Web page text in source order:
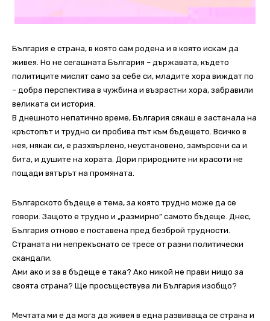
България е страна, в която сам родена и в която искам да
живея. Но не сегашната България – държавата, където
политиците мислят само за себе си, младите хора виждат по
– добра перспектива в чужбина и възрастни хора, забравили
великата си история.
В днешното непатично време, България сякаш е застанала на
кръстопът и трудно си пробива път към бъдещето. Всичко в
нея, някак си, е разхвърлено, неустановено, замърсени са и
бита, и душите на хората. Дори природните ни красоти не
пощади вятърът на промяната.
Българското бъдеще е тема, за която трудно може да се
говори. Защото е трудно и „размирно” самото бъдеще. Днес,
България отново е поставена пред безброй трудности.
Страната ни непрекъснато се тресе от разни политически
скандали.
Ами ако и за в бъдеще е така? Ако никой не прави нищо за
своята страна? Ще просъществува ли България изобщо?
Мечтата ми е да мога да живея в една развиваща се страна и